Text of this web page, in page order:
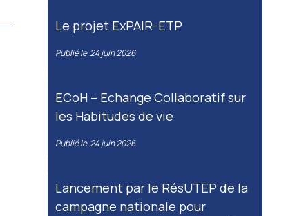
Le projet ExPAIR-ETP
Publié le 24 juin 2026
ECoH – Echange Collaboratif sur
les Habitudes de vie
Publié le 24 juin 2026
Lancement par le RésUTEP de la
campagne nationale pour